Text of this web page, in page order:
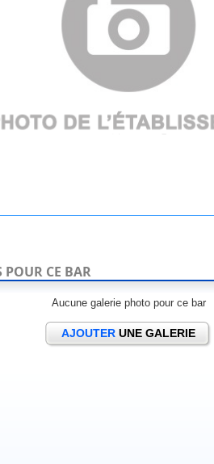
POUR CE BAR
Aucune galerie photo pour ce bar
AJOUTER UNE GALERIE